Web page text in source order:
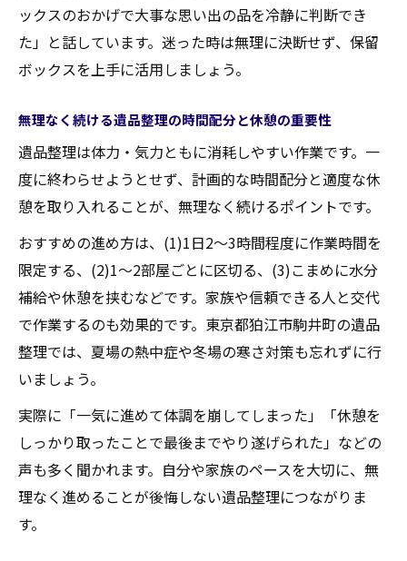
ックスのおかげで大事な思い出の品を冷静に判断でき
た」と話しています。迷った時は無理に決断せず、保留
ボックスを上手に活用しましょう。
無理なく続ける遺品整理の時間配分と休憩の重要性
遺品整理は体力・気力ともに消耗しやすい作業です。一
度に終わらせようとせず、計画的な時間配分と適度な休
憩を取り入れることが、無理なく続けるポイントです。
おすすめの進め方は、(1)1日2～3時間程度に作業時間を
限定する、(2)1～2部屋ごとに区切る、(3)こまめに水分
補給や休憩を挟むなどです。家族や信頼できる人と交代
で作業するのも効果的です。東京都狛江市駒井町の遺品
整理では、夏場の熱中症や冬場の寒さ対策も忘れずに行
いましょう。
実際に「一気に進めて体調を崩してしまった」「休憩を
しっかり取ったことで最後までやり遂げられた」などの
声も多く聞かれます。自分や家族のペースを大切に、無
理なく進めることが後悔しない遺品整理につながりま
す。